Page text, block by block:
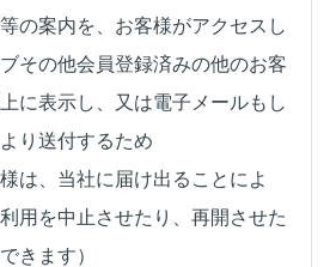
の案内を、お客様がアクセスし
その他会員登録済みの他のお客
に表示し、又は電子メールもし
り送付するため
様は、当社に届け出ることによ
用を中止させたり、再開させた
きます）